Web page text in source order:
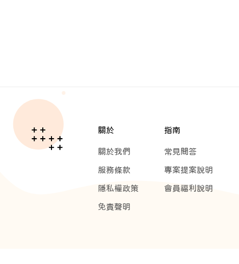
關於
關於我們
服務條款
隱私權政策
免責聲明
指南
常見問答
專案提案說明
會員福利說明